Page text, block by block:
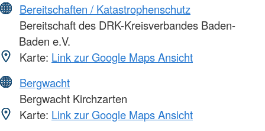
Bereitschaften / Katastrophenschutz
Bereitschaft des DRK-Kreisverbandes Baden-
Baden e.V.
Karte: Link zur Google Maps Ansicht
Bergwacht
Bergwacht Kirchzarten
Karte: Link zur Google Maps Ansicht